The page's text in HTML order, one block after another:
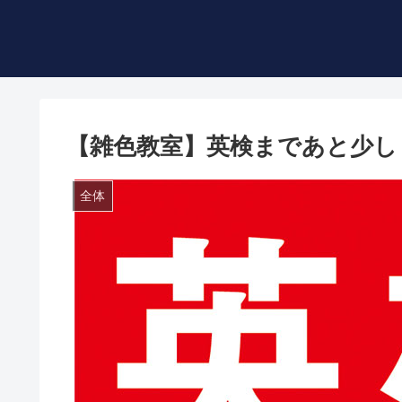
【雑色教室】英検まであと少
全体